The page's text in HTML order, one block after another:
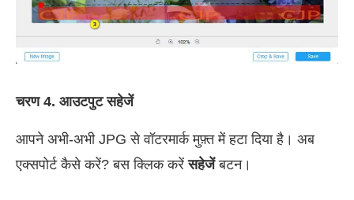
चरण 4. आउटपुट सहेजें
आपने अभी-अभी JPG से वॉटरमार्क मुफ़्त में हटा दिया है। अब
एक्सपोर्ट कैसे करें? बस क्लिक करेंसहेजेंबटन।